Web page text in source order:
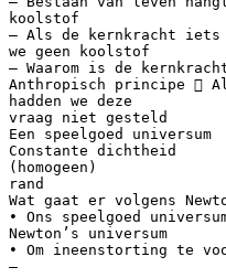
koolstof
– Als de kernkracht iets
we geen koolstof
– Waarom is de
Anthropisch principe 
hadden we deze
vraag niet gesteld
Een speelgoed universum
Constante dichtheid
(homogeen)
rand
Wat gaat er volgens
• Ons speelgoed
Newton’s universum
• Om ineenstorting te
–